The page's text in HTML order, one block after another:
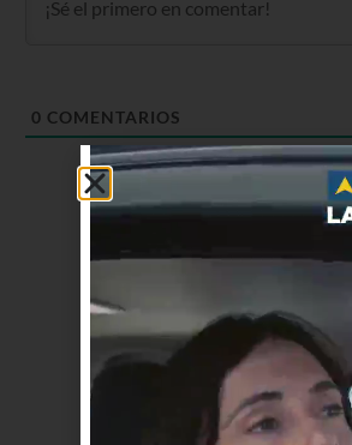
0 COMENTARIOS